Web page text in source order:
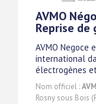
AVMO
Reprise
AVMO Negoce
international
électrogènes
Nom officiel :
Rosny sous Bois